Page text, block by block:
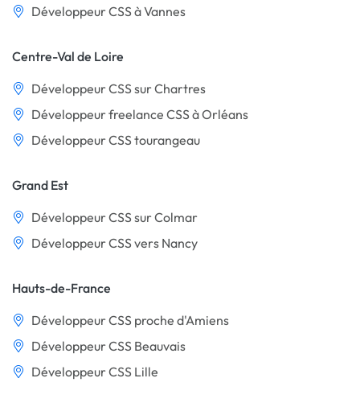
Développeur CSS à Vannes
Centre-Val de Loire
Développeur CSS sur Chartres
Développeur freelance CSS à Orléans
Développeur CSS tourangeau
Grand Est
Développeur CSS sur Colmar
Développeur CSS vers Nancy
Hauts-de-France
Développeur CSS proche d'Amiens
Développeur CSS Beauvais
Développeur CSS Lille